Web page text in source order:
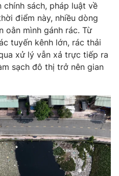
sách, pháp luật về
điểm này, nhiều dòng
oằn mình gánh rác. Từ
tuyến kênh lớn, rác thải
xử lý vẫn xả trực tiếp ra
sạch đô thị trở nên gian